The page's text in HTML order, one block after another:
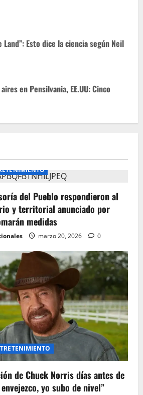
Land”: Esto dice la ciencia según Neil
en Pensilvania, EE.UU: Cinco
del Pueblo respondieron al
y territorial anunciado por
medidas
marzo 20, 2026 0
de Chuck Norris días antes de
yo subo de nivel”